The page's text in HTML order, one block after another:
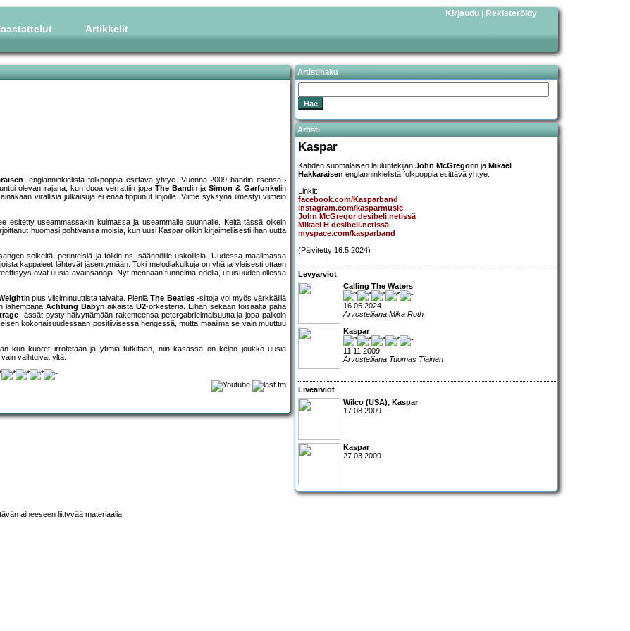
Artikkelit
Kirjaudu | Rekisteröidy
, englanninkielistä folkpoppia esittävä yhtye. Vuonna 2009 bändin itsensä
olevan rajana, kun duoa verrattiin jopa The Bandin ja Simon & Garfunkel in
virallisia julkaisuja ei enää tippunut linjoille. Viime syksynä ilmestyi viimein
esitetty useammassakin kulmassa ja useammalle suunnalle. Keitä tässä oikein
huomasi pohtivansa moisia, kun uusi Kaspar olikin kirjaimellisesti ihan uutta
selkeitä, perinteisiä ja folkin ns. säännöille uskollisia. Uudessa maailmassa
kappaleet lähtevät jäsentymään. Toki melodiakulkuja on yhä ja yleisesti ottaen
ovat uusia avainsanoja. Nyt mennään tunnelma edellä, utuisuuden ollessa
in plus viisiminuuttista taivalta. PieniäThe Beatles-siltoja voi myös värkkäillä
lähempänäAchtung Babyn aikaistaU2-orkesteria. Eihän sekään toisaalta paha
-ässät pysty häivyttämään rakenteensa petergabrielmaisuutta ja jopa paikoin
kokonaisuudessaan positiivisessa hengessä, mutta maailma se vain muuttuu
kun kuoret irrotetaan ja ytimiä tutkitaan, niin kasassa on kelpo joukko uusia
vaihtuivat yltä.
Artistihaku
Artisti
Kaspar
Kahden suomalaisen lauluntekijän John McGregorin ja Mikael
Hakkaraisen englanninkielistä folkpoppia esittävä yhtye.
Linkit:
facebook.com/Kasparband
instagram.com/kasparmusic
John McGregor desibeli.netissä
Mikael H desibeli.netissä
myspace.com/kasparband
(Päivitetty 16.5.2024)
Levyarviot
Calling The Waters
16.05.2024
Arvostelijana Mika Roth
Kaspar
11.11.2009
Arvostelijana Tuomas Tiainen
Livearviot
Wilco (USA), Kaspar
17.08.2009
Kaspar
27.03.2009
aiheeseen liittyvää materiaalia.